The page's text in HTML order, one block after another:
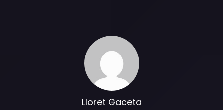
Lloret Gaceta